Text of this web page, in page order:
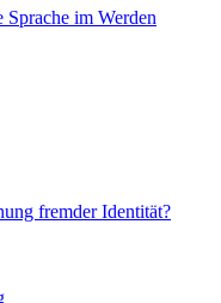
im Werden
fremder Identität?